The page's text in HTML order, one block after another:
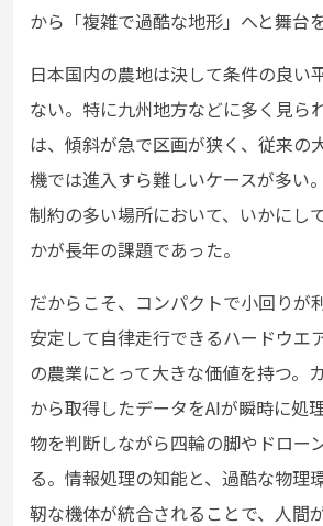
から「複雑で過酷な地形」へと舞台
日本国内の農地は決して条件の良い
ない。特に九州地方などに多く見ら
は、傾斜が急で区画が狭く、従来の
機では進入すら難しいケースが多い
制約の多い場所において、いかにし
かが長年の課題であった。
だからこそ、コンパクトで小回りが
安定して自律走行できるハードウエ
の農業にとって大きな価値を持つ。
から取得したデータをAIが瞬時に処
物を判断しながら四輪の脚やドロー
る。情報処理の知能と、過酷な物理
靭な機体が統合されることで、人間